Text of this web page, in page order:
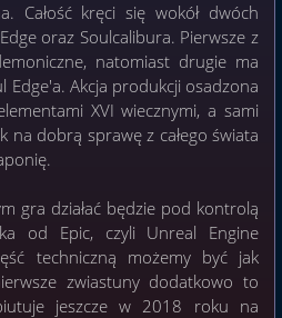
Całość kręci się wokół dwóch
oraz Soulcalibura. Pierwsze z
natomiast drugie ma
Edge'a. Akcja produkcji osadzona
XVI wiecznymi, a sami
dobrą sprawę z całego świata
gra działać będzie pod kontrolą
od Epic, czyli Unreal Engine
techniczną możemy być jak
zwiastuny dodatkowo to
jeszcze w 2018 roku na